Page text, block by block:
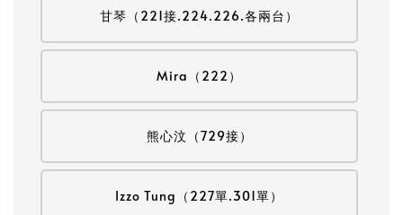
甘琴（221接.224.226.各兩台）
Mira（222）
熊心汶（729接）
Izzo Tung（227單.301單）